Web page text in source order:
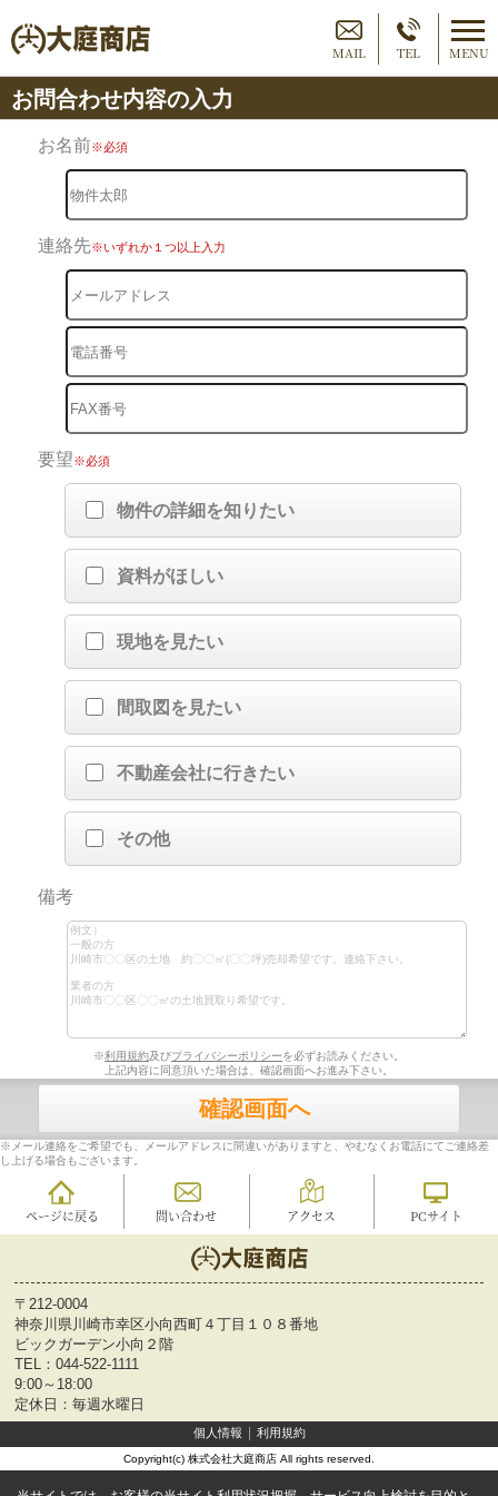
MAIL TEL MENU
お問合わせ内容の入力
お名前※必須
連絡先※いずれか１つ以上入力
要望※必須
物件の詳細を知りたい
資料がほしい
現地を見たい
間取図を見たい
不動産会社に行きたい
その他
備考
※利用規約及びプライバシーポリシーを必ずお読みください。
上記内容に同意頂いた場合は、確認画面へお進み下さい。
確認画面へ
※メール連絡をご希望でも、メールアドレスに間違いがありますと、やむなくお電話にてご連絡差
し上げる場合もございます。
ページに戻る 問い合わせ アクセス PCサイト
〒212-0004
神奈川県川崎市幸区小向西町４丁目１０８番地
ビックガーデン小向２階
TEL： 044-522-1111
9:00～18:00
定休日：毎週水曜日
個人情報 利用規約
Copyright(c) 株式会社大庭商店 All rights reserved.